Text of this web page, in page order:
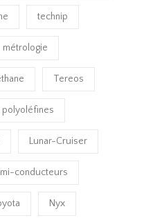
technip
métrologie
Tereos
polyoléfines
Lunar-Cruiser
conducteurs
Nyx